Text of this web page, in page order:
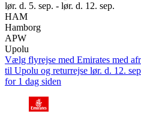
lør. d. 5. sep. - lør. d. 12. sep.
HAM
Hamborg
APW
Upolu
Vælg flyrejse med Emirates med
til Upolu og returrejse lør. d. 12.
for 1 dag siden